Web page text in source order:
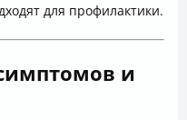
для профилактики.
и